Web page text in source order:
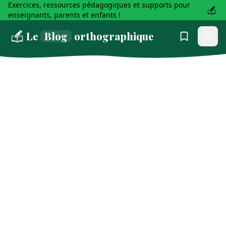
Exercices, ressources pédagogiques et supports pour
enseignants, parents et enfants !
Le Blog orthographique